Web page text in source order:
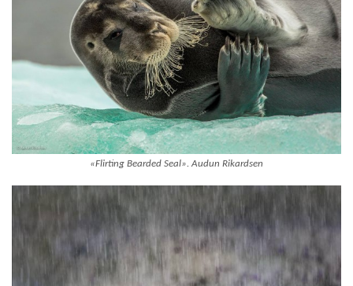
«Flirting Bearded Seal». Audun Rikardsen